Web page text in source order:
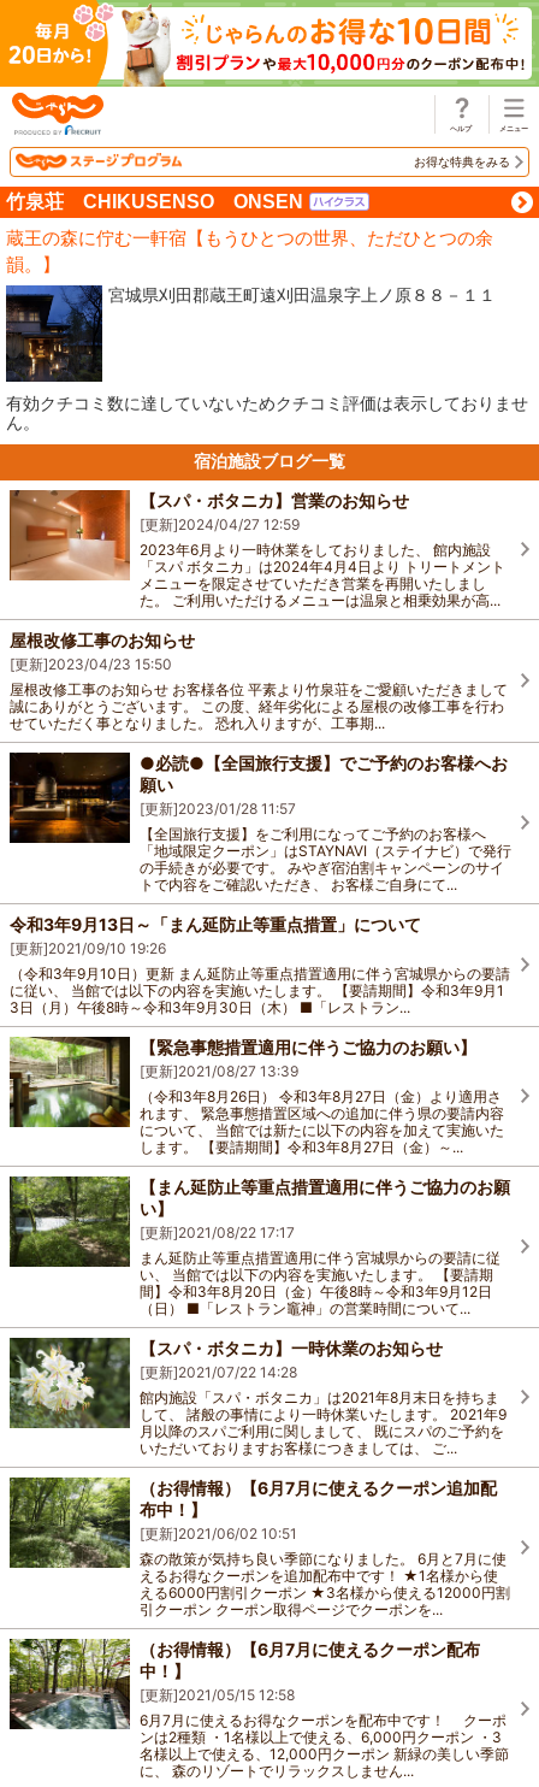
お得な特典をみる
竹泉荘 CHIKUSENSO ONSEN
蔵王の森に佇む一軒宿【もうひとつの世界、ただひとつの余
韻。】
宮城県刈田郡蔵王町遠刈田温泉字上ノ原８８－１１
有効クチコミ数に達していないためクチコミ評価は表示しておりませ
ん。
宿泊施設ブログ一覧
【スパ・ボタニカ】営業のお知らせ
[更新]2024/04/27 12:59
2023年6月より一時休業をしておりました、 館内施設
「スパ ボタニカ」は2024年4月4日より トリートメント
メニューを限定させていただき営業を再開いたしまし
た。 ご利用いただけるメニューは温泉と相乗効果が高...
屋根改修工事のお知らせ
[更新]2023/04/23 15:50
屋根改修工事のお知らせ お客様各位 平素より竹泉荘をご愛顧いただきまして
誠にありがとうございます。 この度、経年劣化による屋根の改修工事を行わ
せていただく事となりました。 恐れ入りますが、工事期...
●必読●【全国旅行支援】でご予約のお客様へお
願い
[更新]2023/01/28 11:57
【全国旅行支援】をご利用になってご予約のお客様へ
「地域限定クーポン」はSTAYNAVI（ステイナビ）で発行
の手続きが必要です。 みやぎ宿泊割キャンペーンのサイ
トで内容をご確認いただき、 お客様ご自身にて...
令和3年9月13日～「まん延防止等重点措置」について
[更新]2021/09/10 19:26
（令和3年9月10日）更新 まん延防止等重点措置適用に伴う宮城県からの要請
に従い、 当館では以下の内容を実施いたします。 【要請期間】令和3年9月1
3日（月）午後8時～令和3年9月30日（木） ■「レストラン...
【緊急事態措置適用に伴うご協力のお願い】
[更新]2021/08/27 13:39
（令和3年8月26日） 令和3年8月27日（金）より適用さ
れます、 緊急事態措置区域への追加に伴う県の要請内容
について、 当館では新たに以下の内容を加えて実施いた
します。 【要請期間】令和3年8月27日（金）～...
【まん延防止等重点措置適用に伴うご協力のお願
い】
[更新]2021/08/22 17:17
まん延防止等重点措置適用に伴う宮城県からの要請に従
い、 当館では以下の内容を実施いたします。 【要請期
間】令和3年8月20日（金）午後8時～令和3年9月12日
（日） ■「レストラン竈神」の営業時間について...
【スパ・ボタニカ】一時休業のお知らせ
[更新]2021/07/22 14:28
館内施設「スパ・ボタニカ」は2021年8月末日を持ちま
して、 諸般の事情により一時休業いたします。 2021年9
月以降のスパご利用に関しまして、 既にスパのご予約を
いただいておりますお客様につきましては、 ご...
（お得情報）【6月7月に使えるクーポン追加配
布中！】
[更新]2021/06/02 10:51
森の散策が気持ち良い季節になりました。 6月と7月に使
えるお得なクーポンを追加配布中です！ ★1名様から使
える6000円割引クーポン ★3名様から使える12000円割
引クーポン クーポン取得ページでクーポンを...
（お得情報）【6月7月に使えるクーポン配布
中！】
[更新]2021/05/15 12:58
6月7月に使えるお得なクーポンを配布中です！ クーポ
ンは2種類 ・1名様以上で使える、6,000円クーポン ・3
名様以上で使える、12,000円クーポン 新緑の美しい季節
に、 森のリゾートでリラックスしません...